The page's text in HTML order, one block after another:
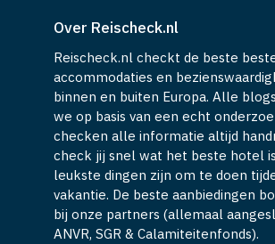
Over Reischeck.nl
Reischeck.nl checkt de beste
accommodaties en
binnen en buiten Europa. Alle
we op basis van een echt
checken alle informatie altijd
check jij snel wat het beste hotel
leukste dingen zijn om te doen
vakantie. De beste aanbiedingen
bij onze partners (allemaal
ANVR, SGR & Calamiteitenfonds).